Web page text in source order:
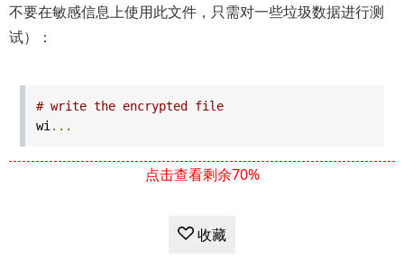
不要在敏感信息上使用此文件，只需对一些垃圾数据进行测
试）：
# write the encrypted file
wi ...
点击查看剩余70%
收藏